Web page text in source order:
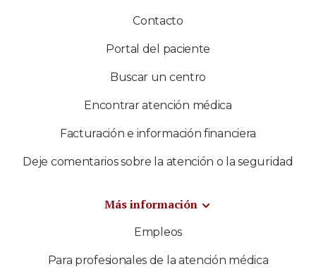
Contacto
Portal del paciente
Buscar un centro
Encontrar atención médica
Facturación e información financiera
Deje comentarios sobre la atención o la seguridad
Más información
Empleos
Para profesionales de la atención médica